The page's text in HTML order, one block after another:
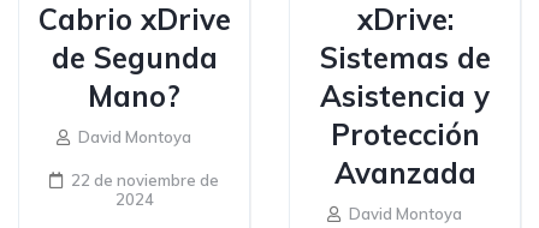
Cabrio xDrive
de Segunda
Mano?
David Montoya
22 de noviembre de
2024
xDrive:
Sistemas de
Asistencia y
Protección
Avanzada
David Montoya